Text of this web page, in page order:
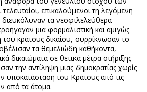
επικαλούμενοι τη λεγόμενη
διευκόλυναν τα νεοφιλελεύθερα
μια φορμαλιστική και αμιγώς
κράτους δικαίου, συρρίκνωσαν το
τα θεμελιώδη καθήκοντα,
δικαιώματα σε θετικά μέτρα στήριξης
την αντίληψη μιας δημοκρατίας χωρίς
υποκατάσταση του Κράτους από τις
από τα άτομα.